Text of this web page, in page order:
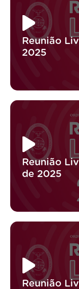
Reunião
2025
Reunião
de 2025
Reunião